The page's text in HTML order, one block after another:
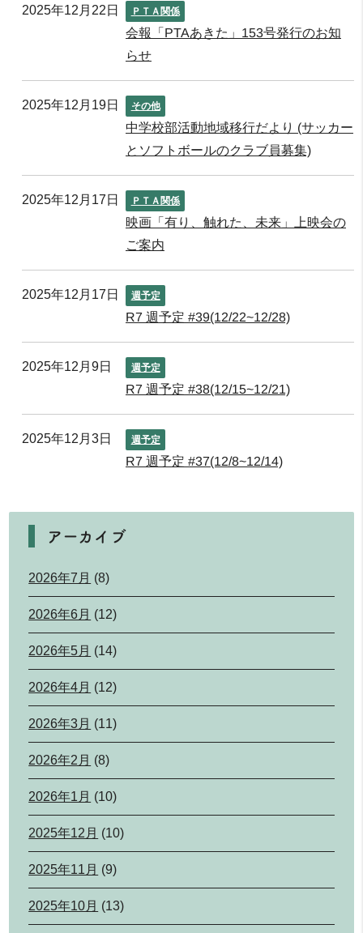
2025年12月22日 ＰＴＡ関係
会報「PTAあきた」153号発行のお知
らせ
2025年12月19日 その他
中学校部活動地域移行だより (サッカー
とソフトボールのクラブ員募集)
2025年12月17日 ＰＴＡ関係
映画「有り、触れた、未来」上映会の
ご案内
2025年12月17日 週予定
R7 週予定 #39(12/22~12/28)
2025年12月9日 週予定
R7 週予定 #38(12/15~12/21)
2025年12月3日 週予定
R7 週予定 #37(12/8~12/14)
アーカイブ
2026年7月 (8)
2026年6月 (12)
2026年5月 (14)
2026年4月 (12)
2026年3月 (11)
2026年2月 (8)
2026年1月 (10)
2025年12月 (10)
2025年11月 (9)
2025年10月 (13)